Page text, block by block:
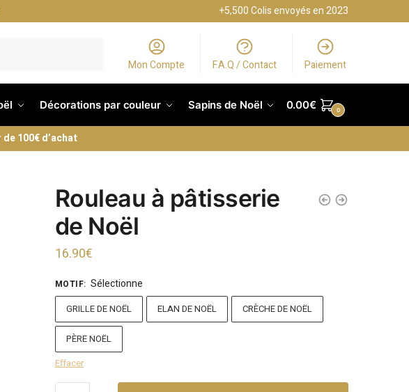
+5,500 Colis envoyés en 2023
Mon Compte F.A.Q / Contact Paiement
Décorations par couleur Sapins de Noël 0.00€ 0
100€ d’achat
Rouleau à pâtisserie
de Noël
16.90€
MOTIF: Sélectionne
GRILLE DE NOËL ELAN DE NOËL CRÈCHE DE NOËL
PÈRE NOËL
Effacer